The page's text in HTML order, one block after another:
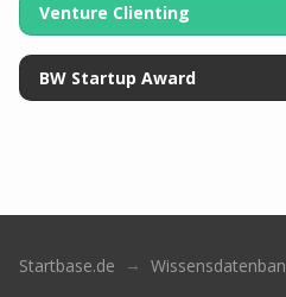
Venture Clienting
BW Startup Award
Startbase.de